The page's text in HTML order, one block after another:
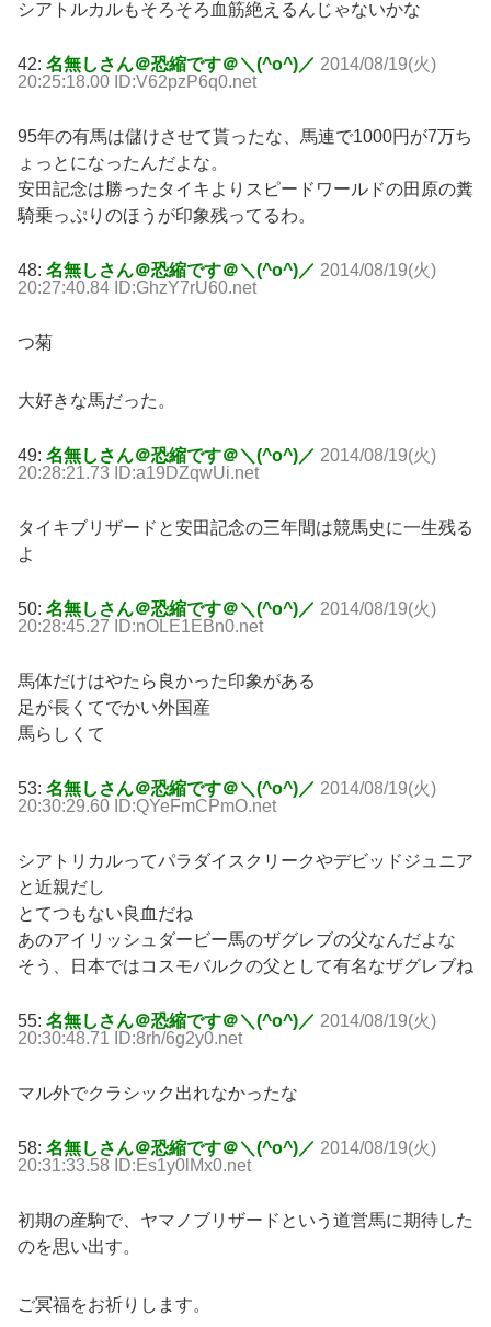
シアトルカルもそろそろ血筋絶えるんじゃないかな
42: 名無しさん＠恐縮です＠＼(^o^)／ 2014/08/19(火)
20:25:18.00 ID:V62pzP6q0.net
95年の有馬は儲けさせて貰ったな、馬連で1000円が7万ち
ょっとになったんだよな。
安田記念は勝ったタイキよりスピードワールドの田原の糞
騎乗っぷりのほうが印象残ってるわ。
48: 名無しさん＠恐縮です＠＼(^o^)／ 2014/08/19(火)
20:27:40.84 ID:GhzY7rU60.net
つ菊
大好きな馬だった。
49: 名無しさん＠恐縮です＠＼(^o^)／ 2014/08/19(火)
20:28:21.73 ID:a19DZqwUi.net
タイキブリザードと安田記念の三年間は競馬史に一生残る
よ
50: 名無しさん＠恐縮です＠＼(^o^)／ 2014/08/19(火)
20:28:45.27 ID:nOLE1EBn0.net
馬体だけはやたら良かった印象がある
足が長くてでかい外国産
馬らしくて
53: 名無しさん＠恐縮です＠＼(^o^)／ 2014/08/19(火)
20:30:29.60 ID:QYeFmCPmO.net
シアトリカルってパラダイスクリークやデビッドジュニア
と近親だし
とてつもない良血だね
あのアイリッシュダービー馬のザグレブの父なんだよな
そう、日本ではコスモバルクの父として有名なザグレブね
55: 名無しさん＠恐縮です＠＼(^o^)／ 2014/08/19(火)
20:30:48.71 ID:8rh/6g2y0.net
マル外でクラシック出れなかったな
58: 名無しさん＠恐縮です＠＼(^o^)／ 2014/08/19(火)
20:31:33.58 ID:Es1y0lMx0.net
初期の産駒で、ヤマノブリザードという道営馬に期待した
のを思い出す。
ご冥福をお祈りします。